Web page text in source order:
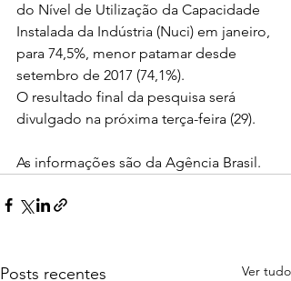
do Nível de Utilização da Capacidade
Instalada da Indústria (Nuci) em janeiro,
para 74,5%, menor patamar desde
setembro de 2017 (74,1%).
O resultado final da pesquisa será
divulgado na próxima terça-feira (29).
As informações são da Agência Brasil.
Posts recentes Ver tudo